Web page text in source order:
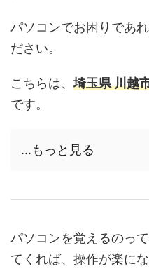
パソコンでお困りであ
ださい。
こちらは、埼玉県 川越
です。
...もっと見る
パソコンを覚えるのっ
てくれば、操作が楽にな